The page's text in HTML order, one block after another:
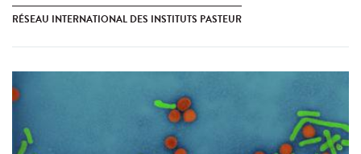
RÉSEAU INTERNATIONAL DES INSTITUTS PASTEUR